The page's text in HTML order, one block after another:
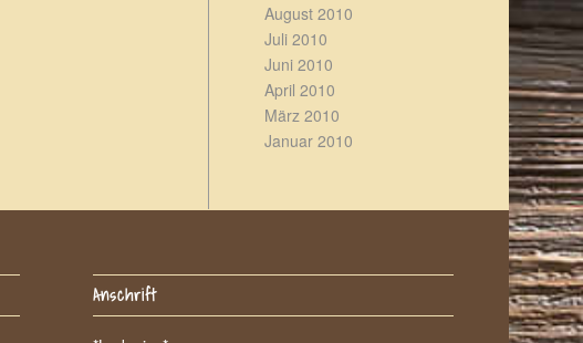
August 2010
Juli 2010
Juni 2010
April 2010
März 2010
Januar 2010
Anschrift